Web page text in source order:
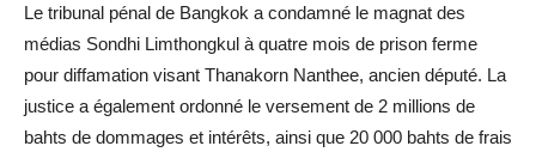
Le tribunal pénal de Bangkok a condamné le magnat des
médias Sondhi Limthongkul à quatre mois de prison ferme
pour diffamation visant Thanakorn Nanthee, ancien député. La
justice a également ordonné le versement de 2 millions de
bahts de dommages et intérêts, ainsi que 20 000 bahts de frais